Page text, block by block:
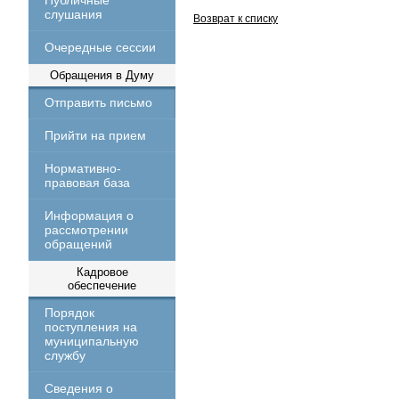
слушания
Очередные сессии
Обращения в Думу
Отправить письмо
Прийти на прием
Нормативно-
правовая база
Информация о
рассмотрении
обращений
Кадровое
обеспечение
Порядок
поступления на
муниципальную
службу
Сведения о
Возврат к списку